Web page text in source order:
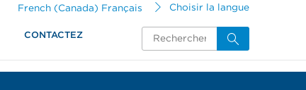
French (Canada) Français Choisir la langue
CONTACTEZ